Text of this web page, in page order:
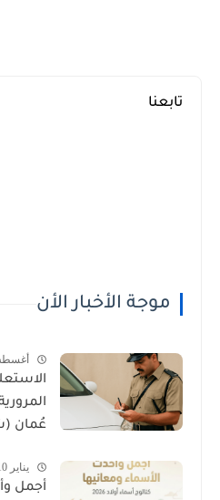
تابعنا
موجة الأخبار الأن
أغسطس 28,
عُمان
يناير 10, 2026
أجمل